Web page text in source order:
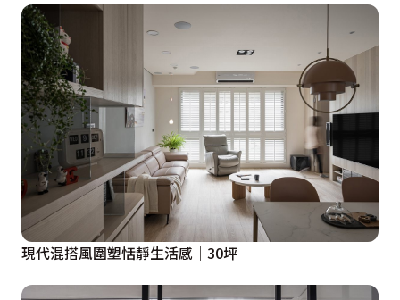
現代混搭風圍塑恬靜生活感│30坪